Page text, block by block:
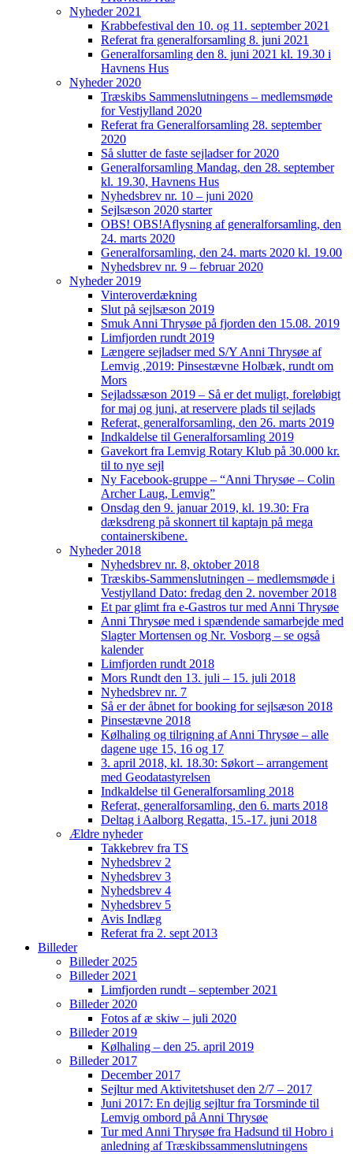
Nyheder 2021
Krabbefestival den 10. og 11. september 2021
Referat fra generalforsamling 8. juni 2021
Generalforsamling den 8. juni 2021 kl. 19.30 i
Havnens Hus
Nyheder 2020
Træskibs Sammenslutningens – medlemsmøde
for Vestjylland 2020
Referat fra Generalforsamling 28. september
2020
Så slutter de faste sejladser for 2020
Generalforsamling Mandag, den 28. september
kl. 19.30, Havnens Hus
Nyhedsbrev nr. 10 – juni 2020
Sejlsæson 2020 starter
OBS! OBS!Aflysning af generalforsamling, den
24. marts 2020
Generalforsamling, den 24. marts 2020 kl. 19.00
Nyhedsbrev nr. 9 – februar 2020
Nyheder 2019
Vinteroverdækning
Slut på sejlsæson 2019
Smuk Anni Thrysøe på fjorden den 15.08. 2019
Limfjorden rundt 2019
Længere sejladser med S/Y Anni Thrysøe af
Lemvig ,2019: Pinsestævne Holbæk, rundt om
Mors
Sejladssæson 2019 – Så er det muligt, foreløbigt
for maj og juni, at reservere plads til sejlads
Referat, generalforsamling, den 26. marts 2019
Indkaldelse til Generalforsamling 2019
Gavekort fra Lemvig Rotary Klub på 30.000 kr.
til to nye sejl
Ny Facebook-gruppe – “Anni Thrysøe – Colin
Archer Laug, Lemvig”
Onsdag den 9. januar 2019, kl. 19.30: Fra
dæksdreng på skonnert til kaptajn på mega
containerskibene.
Nyheder 2018
Nyhedsbrev nr. 8, oktober 2018
Træskibs-Sammenslutningen – medlemsmøde i
Vestjylland Dato: fredag den 2. november 2018
Et par glimt fra e-Gastros tur med Anni Thrysøe
Anni Thrysøe med i spændende samarbejde med
Slagter Mortensen og Nr. Vosborg – se også
kalender
Limfjorden rundt 2018
Mors Rundt den 13. juli – 15. juli 2018
Nyhedsbrev nr. 7
Så er der åbnet for booking for sejlsæson 2018
Pinsestævne 2018
Kølhaling og tilrigning af Anni Thrysøe – alle
dagene uge 15, 16 og 17
3. april 2018, kl. 18.30: Søkort – arrangement
med Geodatastyrelsen
Indkaldelse til Generalforsamling 2018
Referat, generalforsamling, den 6. marts 2018
Deltag i Aalborg Regatta, 15.-17. juni 2018
Ældre nyheder
Takkebrev fra TS
Nyhedsbrev 2
Nyhedsbrev 3
Nyhedsbrev 4
Nyhedsbrev 5
Avis Indlæg
Referat fra 2. sept 2013
Billeder
Billeder 2025
Billeder 2021
Limfjorden rundt – september 2021
Billeder 2020
Fotos af æ skiw – juli 2020
Billeder 2019
Kølhaling – den 25. april 2019
Billeder 2017
December 2017
Sejltur med Aktivitetshuset den 2/7 – 2017
Juni 2017: En dejlig sejltur fra Torsminde til
Lemvig ombord på Anni Thrysøe
Tur med Anni Thrysøe fra Hadsund til Hobro i
anledning af Træskibssammenslutningens